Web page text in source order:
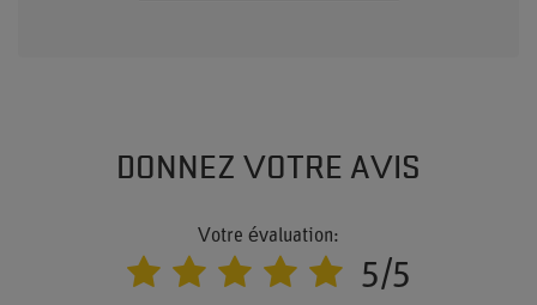
DONNEZ VOTRE AVIS
Votre évaluation:
5/5